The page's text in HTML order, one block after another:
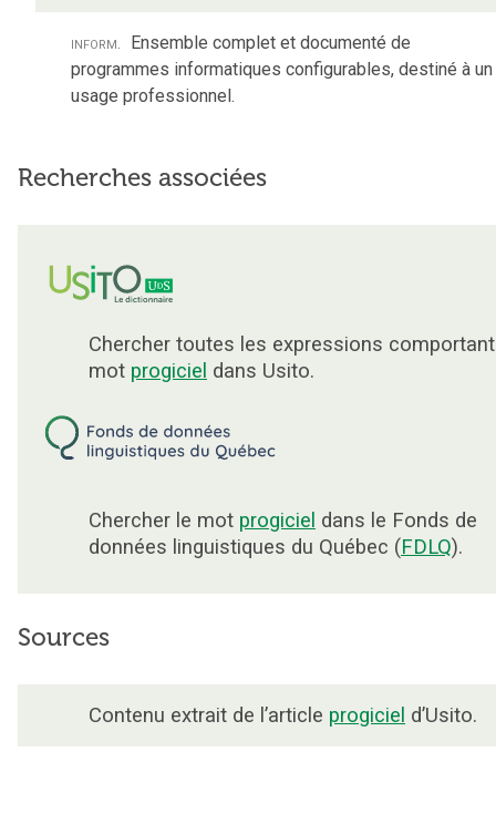
inform. Ensemble complet et documenté de
programmes informatiques configurables, destiné à un
usage professionnel.
Recherches associées
Chercher toutes les expressions
mot progiciel dans Usito.
Chercher le mot progiciel dans le Fonds de
données linguistiques du Québec (FDLQ).
Sources
Contenu extrait de l’article progiciel d’Usito.